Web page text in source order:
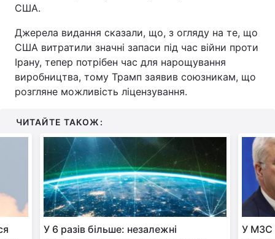
США.
Джерела видання сказали, що, з огляду на те, що
США витратили значні запаси під час війни проти
Ірану, тепер потрібен час для нарощування
виробництва, тому Трамп заявив союзникам, що
розгляне можливість ліцензування.
ЧИТАЙТЕ ТАКОЖ:
У 6 разів більше: незалежні
У МЗС